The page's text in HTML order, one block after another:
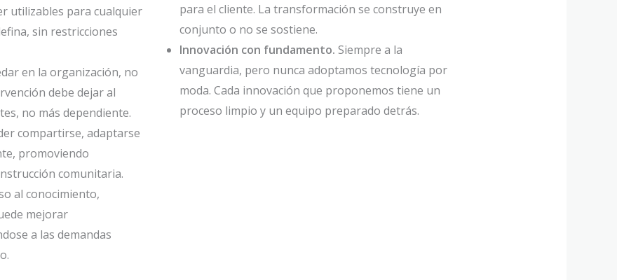
utilizables para cualquier
sin restricciones
en la organización, no
debe dejar al
no más dependiente.
compartirse, adaptarse
promoviendo
comunitaria.
al conocimiento,
mejorar
a las demandas
para el cliente. La transformación se construye en
conjunto o no se sostiene.
Innovación con fundamento. Siempre a la
vanguardia, pero nunca adoptamos tecnología por
moda. Cada innovación que proponemos tiene un
proceso limpio y un equipo preparado detrás.